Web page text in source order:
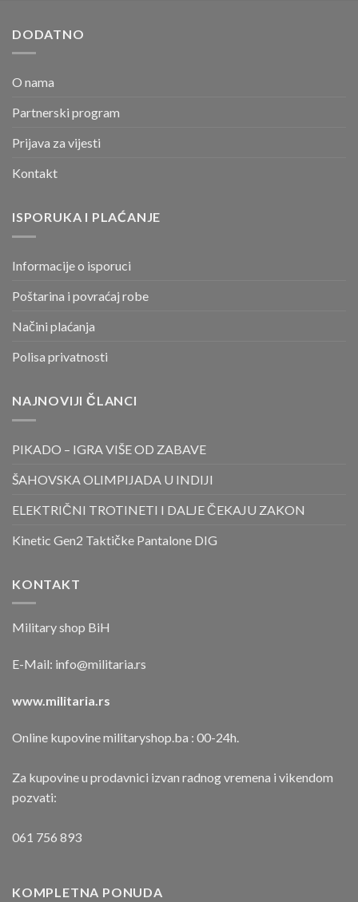
DODATNO
O nama
Partnerski program
Prijava za vijesti
Kontakt
ISPORUKA I PLAĆANJE
Informacije o isporuci
Poštarina i povraćaj robe
Načini plaćanja
Polisa privatnosti
NAJNOVIJI ČLANCI
PIKADO – IGRA VIŠE OD ZABAVE
ŠAHOVSKA OLIMPIJADA U INDIJI
ELEKTRIČNI TROTINETI I DALJE ČEKAJU ZAKON
Kinetic Gen2 Taktičke Pantalone DIG
KONTAKT
Military shop BiH
E-Mail: info@militaria.rs
www.militaria.rs
Online kupovine militaryshop.ba : 00-24h.
Za kupovine u prodavnici izvan radnog vremena i vikendom
pozvati:
061 756 893
KOMPLETNA PONUDA